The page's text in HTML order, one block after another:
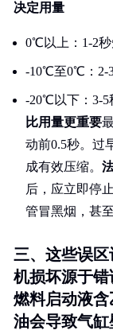
决定用量
0℃以上：1-2
-10℃至0℃：2-
-20℃以下：3-5
比用量更重要
动前0.5秒。过
成有效压缩。
后，应立即停
管冒黑烟，甚
三、这些误
机损坏源于错
燃料启动液
油会导致气